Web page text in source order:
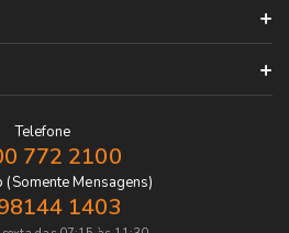
Telefone
772 2100
Mensagens)
1403